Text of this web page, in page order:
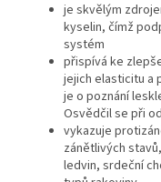
je skvělým
kyselin, čímž
systém
přispívá ke
jejich elasticitu a
je o poznání
Osvědčil se při
vykazuje
zánětlivých
ledvin, srdeční